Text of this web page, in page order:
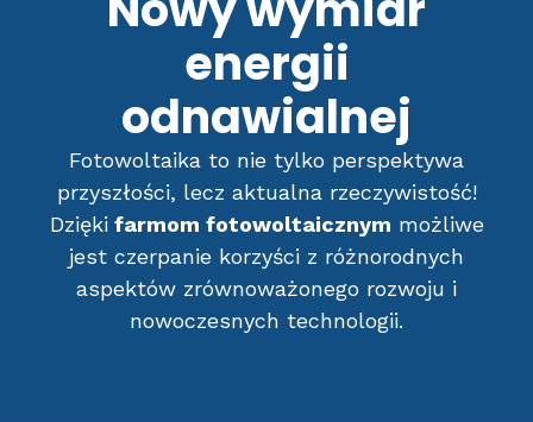
energii
odnawialnej
Fotowoltaika to nie tylko perspektywa
przyszłości, lecz aktualna rzeczywistość!
Dziękifarmom fotowoltaicznym możliwe
jest czerpanie korzyści z różnorodnych
aspektów zrównoważonego rozwoju i
nowoczesnych technologii.